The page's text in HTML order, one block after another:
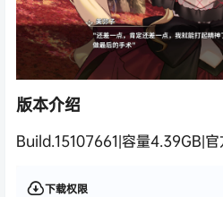
版本介绍
Build.15107661|容量4.39GB|
下载权限